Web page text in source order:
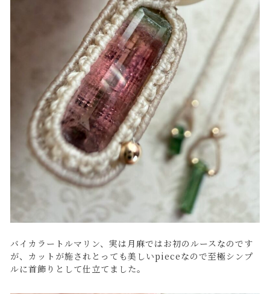
バイカラートルマリン、実は月麻ではお初のルースなのです
が、カットが施されとっても美しいpieceなので至極シンプ
ルに首飾りとして仕立てました。